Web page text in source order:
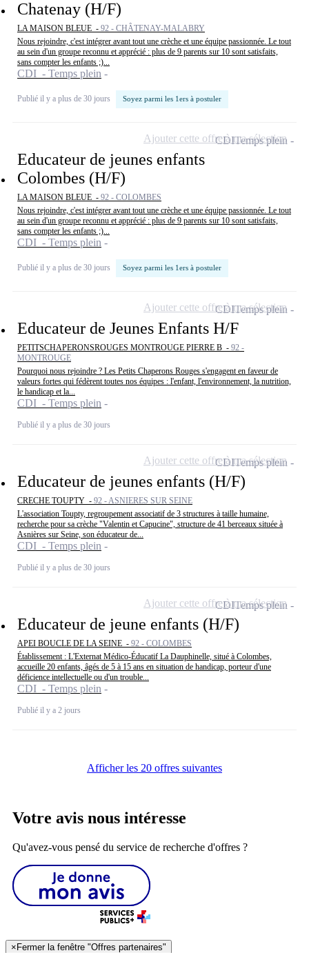
Chatenay (H/F)
LA MAISON BLEUE - 92 - CHÂTENAY-MALABRY
Nous rejoindre, c'est intégrer avant tout une crèche et une équipe passionnée. Le tout
au sein d'un groupe reconnu et apprécié : plus de 9 parents sur 10 sont satisfaits,
sans compter les enfants ;)...
CDI - Temps plein
Publié il y a plus de 30 jours Soyez parmi les 1ers à postuler
Educateur de jeunes enfants
Colombes (H/F)
LA MAISON BLEUE - 92 - COLOMBES
Nous rejoindre, c'est intégrer avant tout une crèche et une équipe passionnée. Le tout
au sein d'un groupe reconnu et apprécié : plus de 9 parents sur 10 sont satisfaits,
sans compter les enfants ;)...
CDI - Temps plein
Publié il y a plus de 30 jours Soyez parmi les 1ers à postuler
CDITemps plein
Ajouter cette offre à ma sélection
Educateur de Jeunes Enfants H/F
PETITSCHAPERONSROUGES MONTROUGE PIERRE B - 92 -
MONTROUGE
Pourquoi nous rejoindre ? Les Petits Chaperons Rouges s'engagent en faveur de
valeurs fortes qui fédèrent toutes nos équipes : l'enfant, l'environnement, la nutrition,
le handicap et la...
CDI - Temps plein
Publié il y a plus de 30 jours
CDITemps plein
Ajouter cette offre à ma sélection
Educateur de jeunes enfants (H/F)
CRECHE TOUPTY - 92 - ASNIERES SUR SEINE
L'association Toupty, regroupement associatif de 3 structures à taille humaine,
recherche pour sa crèche "Valentin et Capucine", structure de 41 berceaux située à
Asnières sur Seine, son éducateur de...
CDI - Temps plein
Publié il y a plus de 30 jours
CDITemps plein
Ajouter cette offre à ma sélection
Educateur de jeune enfants (H/F)
APEI BOUCLE DE LA SEINE - 92 - COLOMBES
Établissement : L'Externat Médico-Éducatif La Dauphinelle, situé à Colombes,
accueille 20 enfants, âgés de 5 à 15 ans en situation de handicap, porteur d'une
déficience intellectuelle ou d'un trouble...
CDI - Temps plein
Publié il y a 2 jours
CDITemps plein
Ajouter cette offre à ma sélection
Afficher les 20 offres suivantes
Votre avis nous intéresse
Qu'avez-vous pensé du service de recherche d'offres ?
×Fermer la fenêtre "Offres partenaires"